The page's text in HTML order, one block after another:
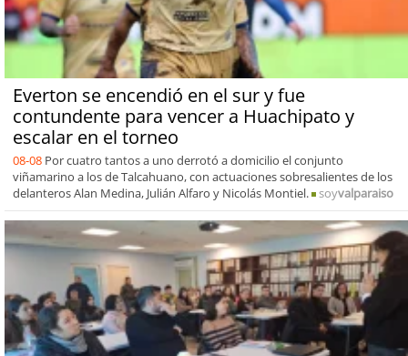
Everton se encendió en el sur y fue
contundente para vencer a Huachipato y
escalar en el torneo
08-08 Por cuatro tantos a uno derrotó a domicilio el conjunto
viñamarino a los de Talcahuano, con actuaciones sobresalientes de los
delanteros Alan Medina, Julián Alfaro y Nicolás Montiel.
soyvalparaiso